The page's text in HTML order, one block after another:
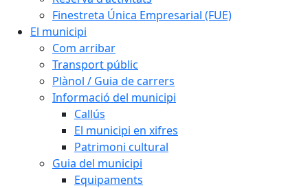
Finestreta Única Empresarial (FUE)
El municipi
Com arribar
Transport públic
Plànol / Guia de carrers
Informació del municipi
Callús
El municipi en xifres
Patrimoni cultural
Guia del municipi
Equipaments